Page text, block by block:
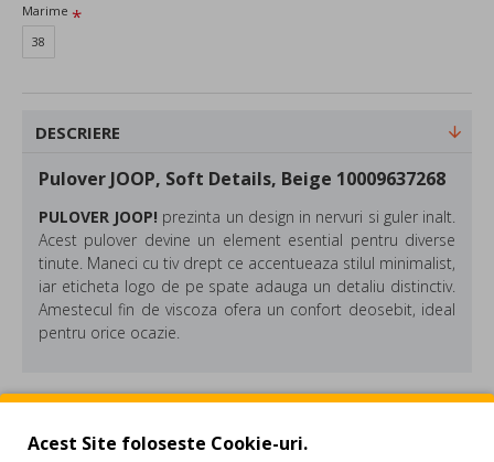
Marime
38
DESCRIERE
Pulover JOOP, Soft Details, Beige 10009637268
PULOVER JOOP! prezinta un design in nervuri si guler inalt.
Acest pulover devine un element esential pentru diverse
tinute. Maneci cu tiv drept ce accentueaza stilul minimalist,
iar eticheta logo de pe spate adauga un detaliu distinctiv.
Amestecul fin de viscoza ofera un confort deosebit, ideal
pentru orice ocazie.
Compozitie: 78% Vascoza, 22% Poliamida
Regular Fit
Acest Site foloseste Cookie-uri.